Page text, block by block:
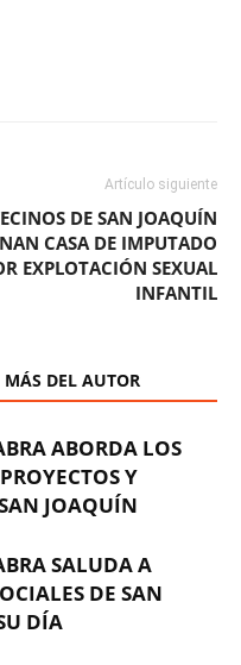
Artículo siguiente
DE SAN JOAQUÍN
CASA DE IMPUTADO
EXPLOTACIÓN SEXUAL
INFANTIL
MÁS DEL AUTOR
ABORDA LOS
Y
JOAQUÍN
SALUDA A
DE SAN
DÍA